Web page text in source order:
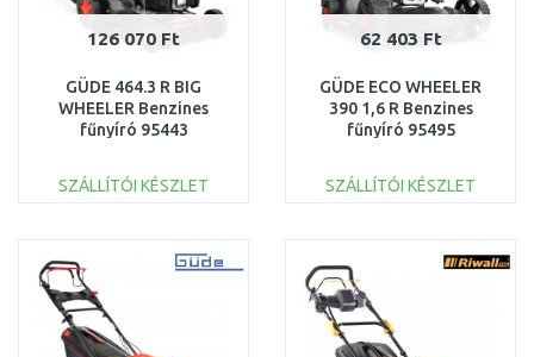
126 070 Ft
GÜDE 464.3 R BIG
WHEELER Benzines
fűnyíró 95443
SZÁLLÍTÓI KÉSZLET
Összehasonlítás
62 403 Ft
GÜDE ECO WHEELER
390 1,6 R Benzines
fűnyíró 95495
SZÁLLÍTÓI KÉSZLET
Összehasonlítás